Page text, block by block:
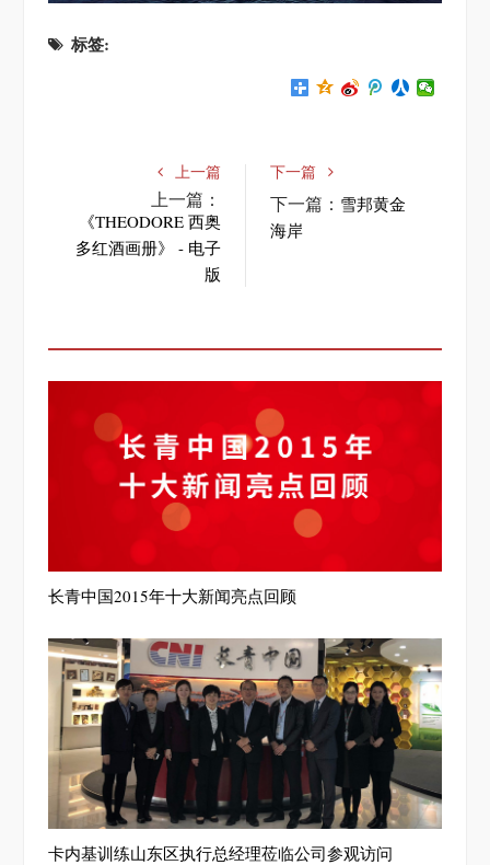
标签:
上一篇
上一篇：
《THEODORE 西奥
多红酒画册》 - 电子
版
下一篇
下一篇： 雪邦黄金
海岸
长青中国2015年十大新闻亮点回顾
卡内基训练山东区执行总经理莅临公司参观访问